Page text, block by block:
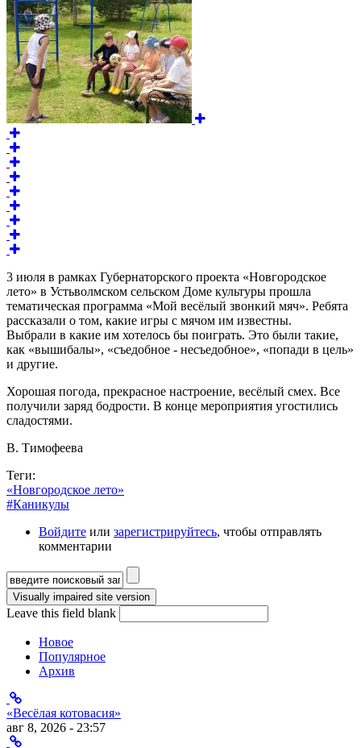
3 июля в рамках Губернаторского проекта «Новгородское
лето» в Устьволмском сельском Доме культуры прошла
тематическая программа «Мой весёлый звонкий мяч». Ребята
рассказали о том, какие игры с мячом им известны.
Выбрали в какие им хотелось бы поиграть. Это были такие,
как «вышибалы», «съедобное - несъедобное», «попади в цель»
и другие.
Хорошая погода, прекрасное настроение, весёлый смех. Все
получили заряд бодрости. В конце мероприятия угостились
сладостями.
В. Тимофеева
Теги:
«Новгородское лето»
#Каникулы
Войдите или зарегистрируйтесь, чтобы отправлять
комментарии
Форма поиска
Leave this field blank
Новое
Популярное
Архив
«Весёлая котовасия»
авг 8, 2026 - 23:57